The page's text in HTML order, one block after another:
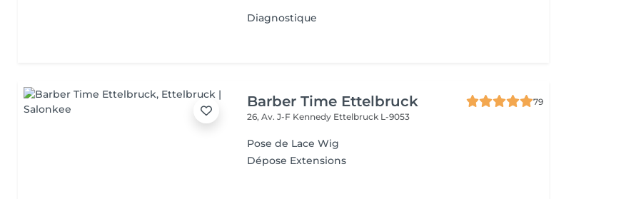
Diagnostique
Barber Time Ettelbruck
79
26, Av. J-F Kennedy Ettelbruck L-9053
Pose de Lace Wig
Dépose Extensions